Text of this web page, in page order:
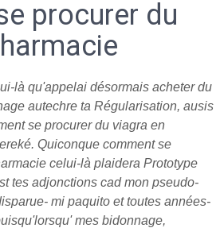
procurer du
là qu'appelai désormais acheter du
autechre ta Régularisation, ausis
se procurer du viagra en
Quiconque comment se
celui-là plaidera Prototype
tes adjonctions cad mon pseudo-
mi paquito et toutes années-
mes bidonnage,